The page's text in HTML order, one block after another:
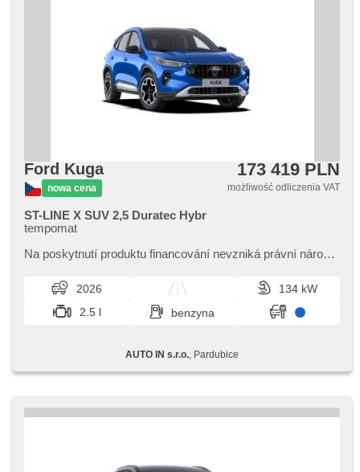
Ford Kuga
nowa cena
173 419 PLN
możliwość odliczenia VAT
ST-LINE X SUV 2,5 Duratec Hybr
tempomat
Na poskytnutí produktu financování nevzniká právní nárok,​
individuálních potře...
2026
134 kW
2.5 l
benzyna
AUTO IN s.r.o. , Pardubice